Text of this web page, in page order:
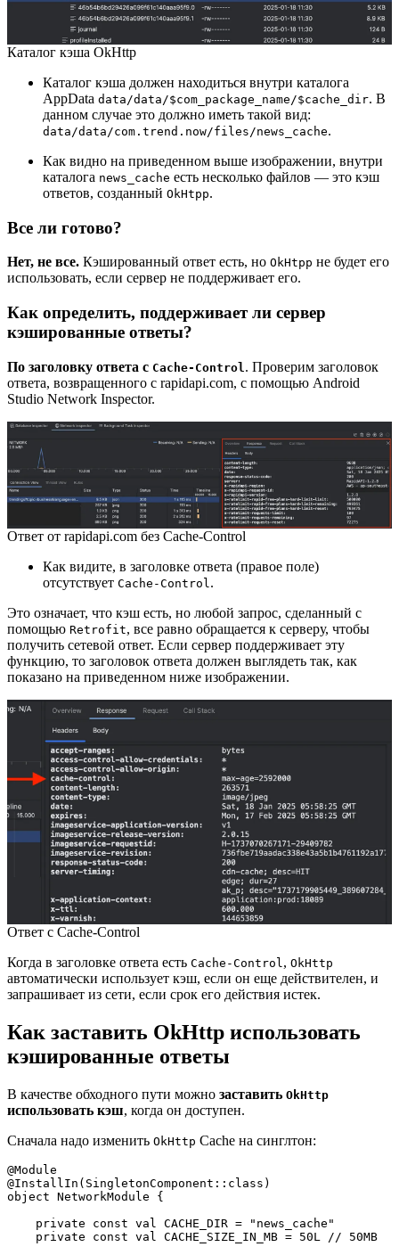
Каталог кэша OkHttp
Каталог кэша должен находиться внутри каталога
AppData data/data/$com_package_name/$cache_dir. В
данном случае это должно иметь такой вид:
data/data/com.trend.now/files/news_cache.
Как видно на приведенном выше изображении, внутри
каталога news_cache есть несколько файлов — это кэш
ответов, созданный OkHtpp.
Все ли готово?
Нет, не все. Кэшированный ответ есть, но OkHtpp не будет его
использовать, если сервер не поддерживает его.
Как определить, поддерживает ли сервер
кэшированные ответы?
По заголовку ответа с Cache-Control . Проверим заголовок
ответа, возвращенного с rapidapi.com, с помощью Android
Studio Network Inspector.
Ответ от rapidapi.com без Cache-Control
Как видите, в заголовке ответа (правое поле)
отсутствует Cache-Control .
Это означает, что кэш есть, но любой запрос, сделанный с
помощью Retrofit, все равно обращается к серверу, чтобы
получить сетевой ответ. Если сервер поддерживает эту
функцию, то заголовок ответа должен выглядеть так, как
показано на приведенном ниже изображении.
Ответ с Cache-Control
Когда в заголовке ответа есть Cache-Control , OkHttp
автоматически использует кэш, если он еще действителен, и
запрашивает из сети, если срок его действия истек.
Как заставить OkHttp использовать
кэшированные ответы
В качестве обходного пути можно заставить OkHttp
использовать кэш, когда он доступен.
Сначала надо изменить OkHttp Cache на синглтон:
@Module
@InstallIn(SingletonComponent::class)
object NetworkModule {
    private const val CACHE_DIR = "news_cache"
    private const val CACHE_SIZE_IN_MB = 50L // 50MB